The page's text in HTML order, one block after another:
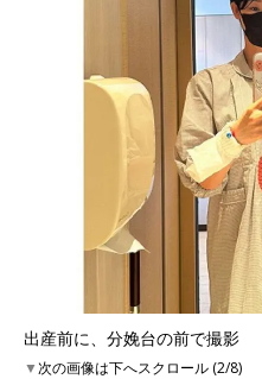
出産前に、分娩台の前で撮影
▼次の画像は下へスクロール (2/8)